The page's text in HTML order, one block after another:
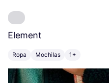
Element
Ropa Mochilas 1+